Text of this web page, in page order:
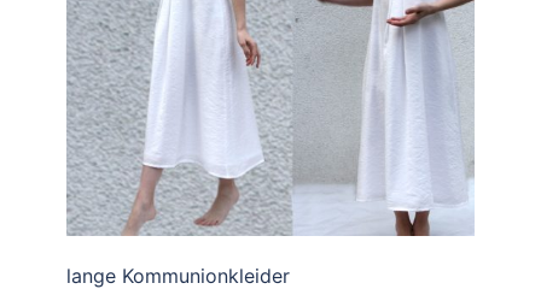
lange Kommunionkleider